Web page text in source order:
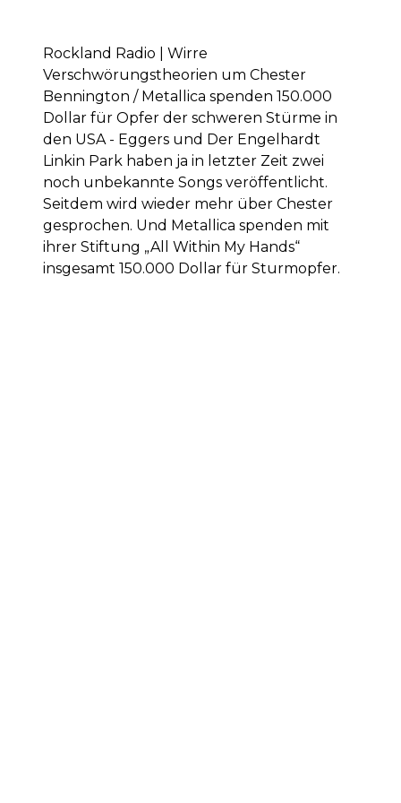
Rockland Radio | Wirre
Verschwörungstheorien um Chester
Bennington / Metallica spenden 150.000
Dollar für Opfer der schweren Stürme in
den USA - Eggers und Der Engelhardt
Linkin Park haben ja in letzter Zeit zwei
noch unbekannte Songs veröffentlicht.
Seitdem wird wieder mehr über Chester
gesprochen. Und Metallica spenden mit
ihrer Stiftung „All Within My Hands“
insgesamt 150.000 Dollar für Sturmopfer.